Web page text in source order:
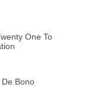
One To
Bono